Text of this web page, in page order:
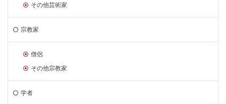
その他芸術家
宗教家
僧侶
その他宗教家
学者